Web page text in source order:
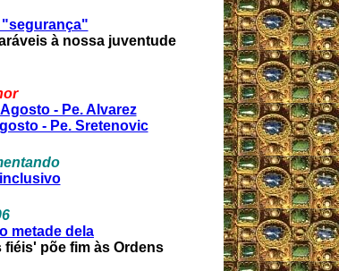
"segurança"
​​à nossa juventude
- Pe. Alvarez
- Pe. Sretenovic
metade dela
põe fim às Ordens